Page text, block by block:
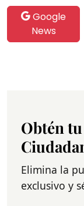
Google
News
Obtén
Elimina la
exclusivo y